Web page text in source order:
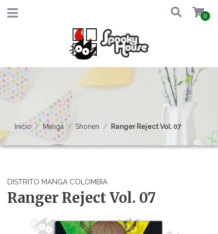
0
Inicio Manga Shonen Ranger Reject Vol. 07
DISTRITO MANGA COLOMBIA
Ranger Reject Vol. 07